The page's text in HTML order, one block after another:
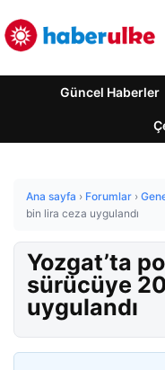
Güncel Haberler
Ana sayfa › Forumlar ›
bin lira ceza uygulandı
Yozgat’ta
sürücüye
uygulandı